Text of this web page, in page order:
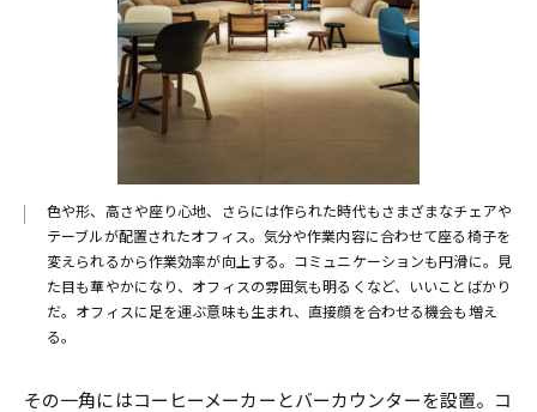
色や形、高さや座り心地、さらには作られた時代もさまざまなチェアや
テーブルが配置されたオフィス。気分や作業内容に合わせて座る椅子を
変えられるから作業効率が向上する。コミュニケーションも円滑に。見
た目も華やかになり、オフィスの雰囲気も明るくなど、いいことばかり
だ。オフィスに足を運ぶ意味も生まれ、直接顔を合わせる機会も増え
る。
その一角にはコーヒーメーカーとバーカウンターを設置。コ